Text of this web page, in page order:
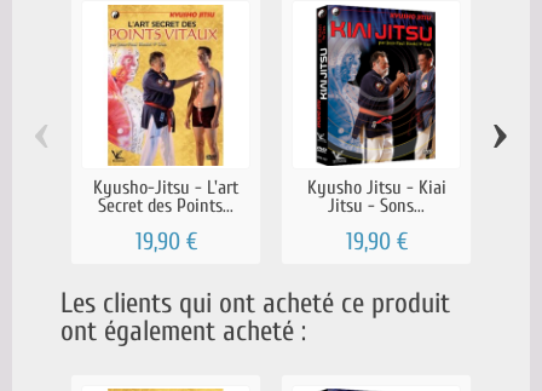
Kyusho-Jitsu - L'art
Secret des Points...
19,90 €
Kyusho Jitsu - Kiai
Jitsu - Sons...
19,90 €
‹ ›
Les clients qui ont acheté ce produit
ont également acheté :